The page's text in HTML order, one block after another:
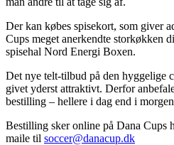
Der kan købes spisekort, som giver
Cups meget anerkendte storkøkken
spisehal Nord Energi Boxen.
Det nye telt-tilbud på den hyggelige
givet yderst attraktivt. Derfor
bestilling – hellere i dag end i
Bestilling sker online på Dana Cups
maile til soccer@danacup.dk